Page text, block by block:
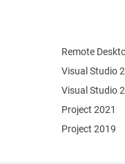
Remote
Visual Studio
Visual Studio
Project 2021
Project 2019